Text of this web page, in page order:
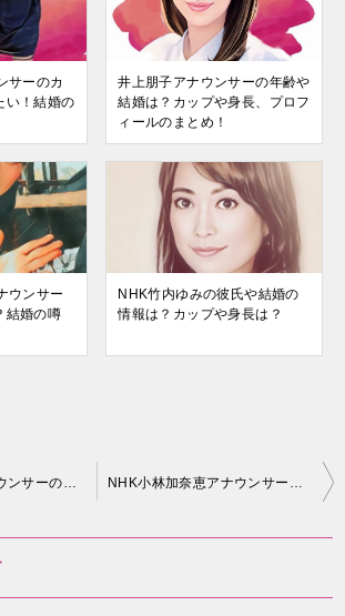
サーのカ
い！結婚の
井上朋子アナウンサーの年齢や
結婚は？カップや身長、プロフ
ィールのまとめ！
ウンサー
結婚の噂
NHK竹内ゆみの彼氏や結婚の
情報は？カップや身長は？
NHK青木夏美アナウンサーのカップや年齢は？結婚の噂は？ NHK小林加奈恵アナウンサーの年齢やカップの情報を知りたい！